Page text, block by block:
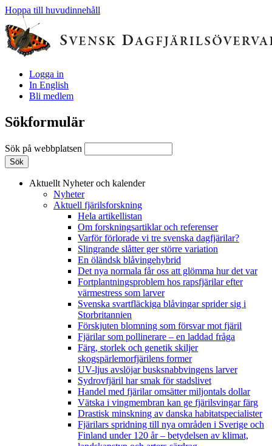
Hoppa till huvudinnehåll
Logga in
In English
Bli medlem
Sökformulär
Sök på webbplatsen
Aktuellt Nyheter och kalender
Nyheter
Aktuell fjärilsforskning
Hela artikellistan
Om forskningsartiklar och referenser
Varför förlorade vi tre svenska dagfjärilar?
Slingrande slåtter ger större variation
En öländsk blåvingehybrid
Det nya normala får oss att glömma hur det var
Fortplantningsproblem hos rapsfjärilar efter
värmestress som larver
Svenska svartfläckiga blåvingar sprider sig i
Storbritannien
Förskjuten blomning som försvar mot fjäril
Fjärilar som pollinerare – en laddad fråga
Färg, storlek och genetik skiljer
skogspärlemorfjärilens former
UV-ljus avslöjar busksnabbvingens larver
Sydrovfjäril har smak för stadslivet
Handel med fjärilar omsätter miljontals dollar
Vätska i vingmembran kan ge fjärilsvingar färg
Drastisk minskning av danska habitatspecialister
Fjärilars spridning till nya områden i Sverige och
Finland under 120 år– betydelsen av klimat,